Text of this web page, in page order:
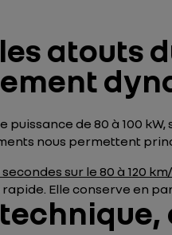
atouts
puissance de 80 à 100
nous permettent
sur le 80 à 120
Elle conserve en